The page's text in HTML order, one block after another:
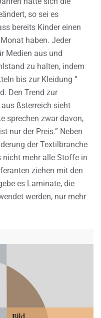
so sei es
bereits Kinder einen
haben. Jeder
Medien aus und
zu halten, indem
bis zur Kleidung ”
Den Trend zur
ßsterreich sieht
sprechen zwar davon,
nur der Preis.” Neben
der Textilbranche
nicht mehr alle Stoffe in
ziehen mit den
es Laminate, die
werden, nur mehr